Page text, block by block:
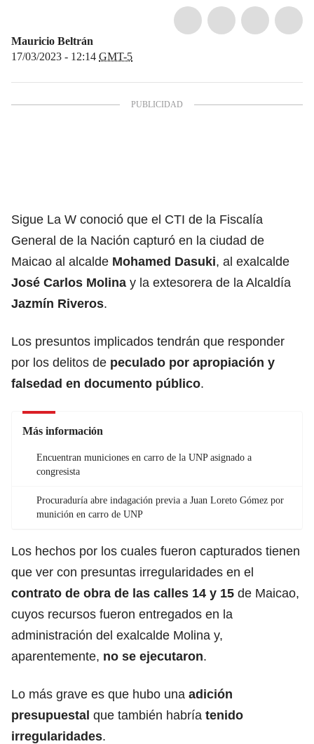
Mauricio Beltrán
17/03/2023 - 12:14 GMT-5
Sigue La W conoció que el CTI de la Fiscalía
General de la Nación capturó en la ciudad de
Maicao al alcalde Mohamed Dasuki, al exalcalde
José Carlos Molina y la extesorera de la Alcaldía
Jazmín Riveros.
Los presuntos implicados tendrán que responder
por los delitos de peculado por apropiación y
falsedad en documento público.
Más información
Encuentran municiones en carro de la UNP asignado a
congresista
Procuraduría abre indagación previa a Juan Loreto Gómez por
munición en carro de UNP
Los hechos por los cuales fueron capturados tienen
que ver con presuntas irregularidades en el
contrato de obra de las calles 14 y 15 de Maicao,
cuyos recursos fueron entregados en la
administración del exalcalde Molina y,
aparentemente, no se ejecutaron.
Lo más grave es que hubo una adición
presupuestal que también habría tenido
irregularidades.